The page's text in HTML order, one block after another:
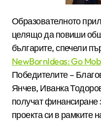
Образователното приложение „Въпросник“,
целящо да повиши
българите, спечели
NewBornIdeas: Go
Победителите –
Янчев, Иванка
получат
проекта си в рамките